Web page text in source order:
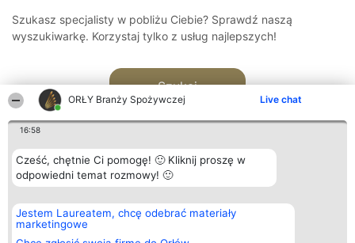
ORŁY Branży Spożywczej Live chat
16:58
Cześć, chętnie Ci pomogę! 🙂 Kliknij proszę w
odpowiedni temat rozmowy! 🙂
Jestem Laureatem, chcę odebrać materiały
marketingowe
Szukasz specjalisty w pobliżu Ciebie? Sprawdź naszą
wyszukiwarkę. Korzystaj tylko z usług najlepszych!
Szukaj
Organizator plebiscytu
Bright Side Solutions sp. z o.
o. sp. k.
ul. Ruska 22
Plebiscyt
Laureaci
wszystkich
Kontakt
Kontakt